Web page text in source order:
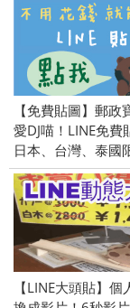
【免費貼圖】郵政
愛DJ喵！LINE免費
日本、台灣、泰國
openVPN跨區、加
號／2016/5/24
【LINE大頭貼】